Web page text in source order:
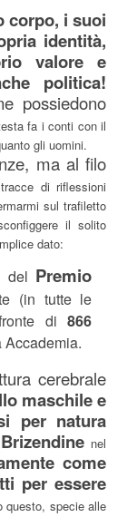
corpo, i suoi
identità,
valore e
politica!
possiedono
fa i conti con il
gli uomini.
ma al filo
di riflessioni
sul trafiletto
il solito
dato:
del Premio
(in tutte le
di866
cerebrale
maschile e
per natura
nel
come
per essere
questo, specie alle